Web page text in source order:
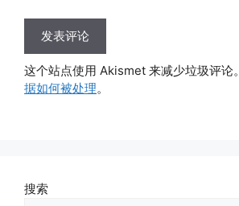
这个站点使用 Akismet 来减少垃圾评论。
据如何被处理。
搜索